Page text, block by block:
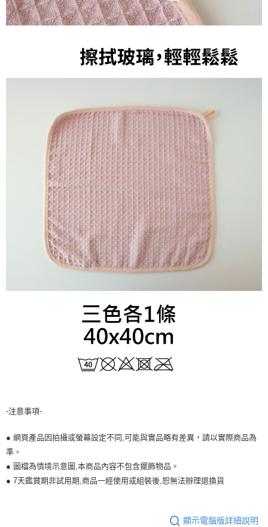
-注意事項-
● 網頁產品因拍攝或螢幕設定不同,可能與實品略有差異，請以實際商品為
準。
● 圖檔為情境示意圖,本商品內容不包含擺飾物品。
● 7天鑑賞期非試用期,商品一經使用或組裝後,恕無法辦理退換貨
顯示電腦版詳細說明